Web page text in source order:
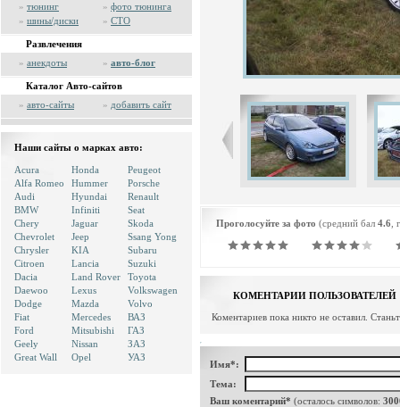
» тюнинг » фото тюнинга
» шины/диски » СТО
Развлечения
» анекдоты » авто-блог
Каталог Авто-сайтов
» авто-сайты » добавить сайт
Наши сайты о марках авто:
Acura
Alfa Romeo
Audi
BMW
Chery
Chevrolet
Chrysler
Citroen
Dacia
Daewoo
Dodge
Fiat
Ford
Geely
Great Wall
Honda
Hummer
Hyundai
Infiniti
Jaguar
Jeep
KIA
Lancia
Land Rover
Lexus
Mazda
Mercedes
Mitsubishi
Nissan
Opel
Peugeot
Porsche
Renault
Seat
Skoda
Ssang Yong
Subaru
Suzuki
Toyota
Volkswagen
Volvo
ВАЗ
ГАЗ
ЗАЗ
УАЗ
Проголосуйте за фото (средний бал 4.6
КОМЕНТАРИИ ПОЛЬЗОВАТЕЛЕЙ
Коментариев пока никто не оставил.
Имя*:
Тема:
Ваш коментарий* (осталось символов: